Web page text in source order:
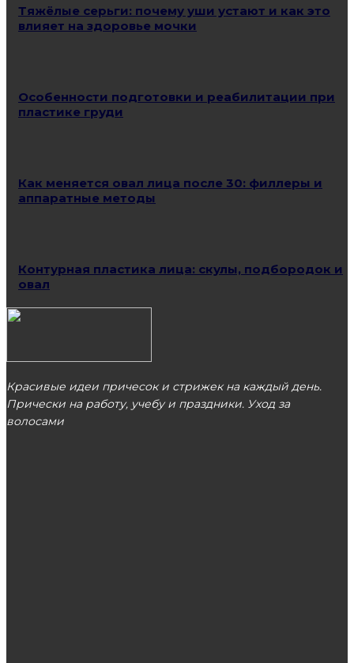
Тяжёлые серьги: почему уши устают и как это
влияет на здоровье мочки
Особенности подготовки и реабилитации при
пластике груди
Как меняется овал лица после 30: филлеры и
аппаратные методы
Контурная пластика лица: скулы, подбородок и
овал
Красивые идеи причесок и стрижек на каждый день.
Прически на работу, учебу и праздники. Уход за
волосами